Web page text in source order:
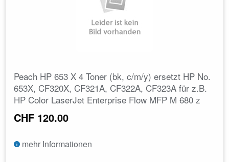
Peach HP 653 X 4 Toner (bk, c/m/y) ersetzt HP No.
653X, CF320X, CF321A, CF322A, CF323A für z.B.
HP Color LaserJet Enterprise Flow MFP M 680 z
CHF 120.00
mehr Informationen